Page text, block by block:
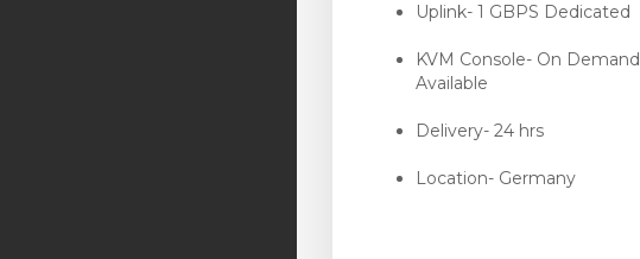
Uplink- 1 GBPS Dedicated
KVM Console- On Demand
Available
Delivery- 24 hrs
Location- Germany